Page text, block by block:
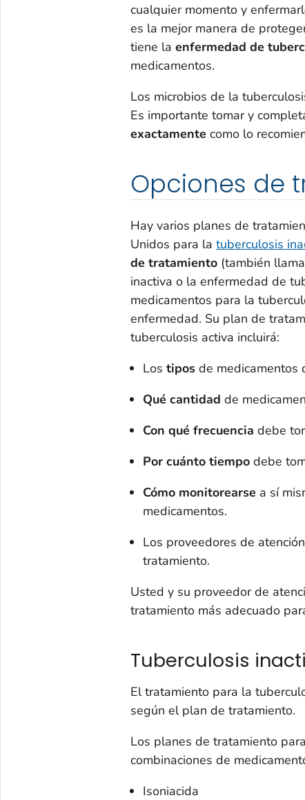
cualquier momento y
es la mejor manera de
tiene la enfermedad de
medicamentos.
Los microbios de la
Es importante tomar y
exactamente como lo
Opciones de
Hay varios planes de
Unidos para la tuberculosis
de tratamiento(también
inactiva o la enfermedad de
medicamentos para la
enfermedad. Su plan de
tuberculosis activa incluirá:
Los tipos de medicamentos
Qué cantidad de
Con qué frecuencia debe
Por cuánto tiempodebe
Cómo monitorearse a sí
medicamentos.
Los proveedores de
tratamiento.
Usted y su proveedor de
tratamiento más adecuado
Tuberculosis
El tratamiento para la
según el plan de tratamiento.
Los planes de tratamiento
combinaciones de
Isoniacida